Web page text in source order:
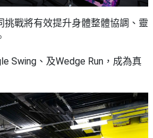
挑戰將有效提升身體整體協調、靈
Swing、及Wedge Run，成為真